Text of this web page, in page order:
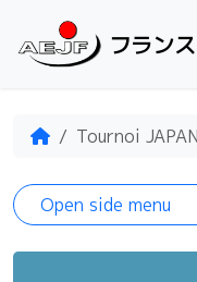
フラン
HomeTournoi
Open side menu